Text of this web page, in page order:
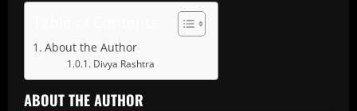
About the Author
Divya Rashtra
ABOUT THE AUTHOR